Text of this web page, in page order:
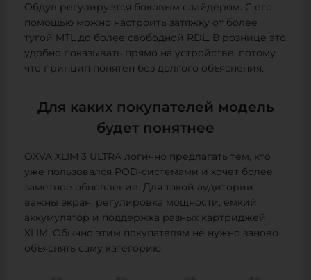
Обдув регулируется боковым слайдером. С его
помощью можно настроить затяжку от более
тугой MTL до более свободной RDL. В рознице это
удобно показывать прямо на устройстве, потому
что принцип понятен без долгого объяснения.
Для каких покупателей модель
будет понятнее
OXVA XLIM 3 ULTRA логично предлагать тем, кто
уже пользовался POD-системами и хочет более
заметное обновление. Для такой аудитории
важны экран, регулировка мощности, емкий
аккумулятор и поддержка разных картриджей
XLIM. Обычно этим покупателям не нужно заново
объяснять саму категорию.